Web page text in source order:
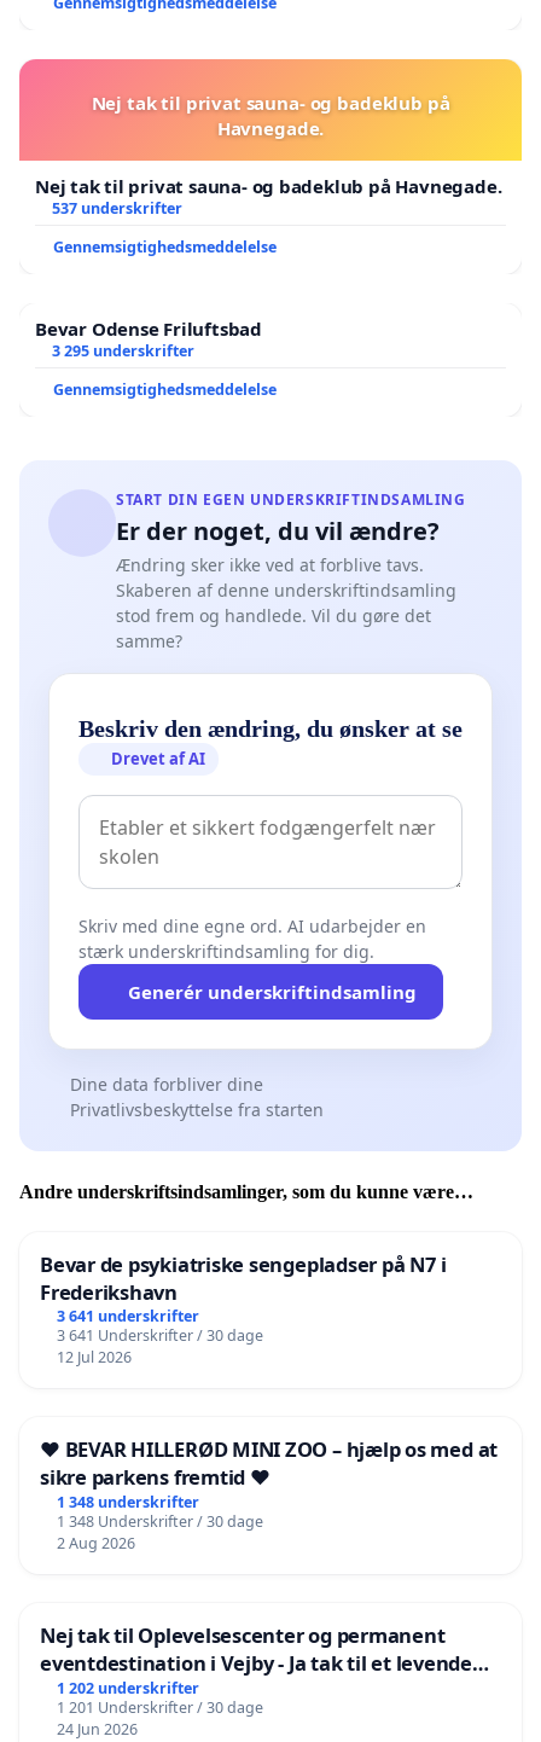
Nej tak til privat sauna- og badeklub på
Havnegade.
Nej tak til privat sauna- og badeklub på Havnegade.
537 underskrifter
Gennemsigtighedsmeddelelse
Bevar Odense Friluftsbad
3 295 underskrifter
Gennemsigtighedsmeddelelse
START DIN EGEN UNDERSKRIFTINDSAMLING
Er der noget, du vil ændre?
Ændring sker ikke ved at forblive tavs.
Skaberen af denne underskriftindsamling
stod frem og handlede. Vil du gøre det
samme?
Beskriv den ændring, du ønsker at se
Drevet af AI
Skriv med dine egne ord. AI udarbejder en
stærk underskriftindsamling for dig.
Generér underskriftindsamling
Dine data forbliver dine
Privatlivsbeskyttelse fra starten
Andre underskriftsindsamlinger, som du kunne være
Bevar de psykiatriske sengepladser på N7 i
Frederikshavn
3 641 underskrifter
3 641 Underskrifter / 30 dage
12 Jul 2026
❤️ BEVAR HILLERØD MINI ZOO – hjælp os med at
sikre parkens fremtid ❤️
1 348 underskrifter
1 348 Underskrifter / 30 dage
2 Aug 2026
Nej tak til Oplevelsescenter og permanent
eventdestination i Vejby - Ja tak til et levende
lokalområde i balance
1 202 underskrifter
1 201 Underskrifter / 30 dage
24 Jun 2026